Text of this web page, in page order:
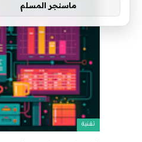
تقنية
ماسنجر المسلم